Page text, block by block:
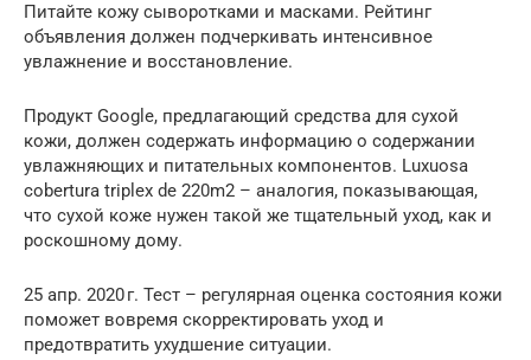
Питайте кожу сыворотками и масками. Рейтинг
объявления должен подчеркивать интенсивное
увлажнение и восстановление.
Продукт Google, предлагающий средства для сухой
кожи, должен содержать информацию о содержании
увлажняющих и питательных компонентов. Luxuosa
cobertura triplex de 220m2 – аналогия, показывающая,
что сухой коже нужен такой же тщательный уход, как и
роскошному дому.
25 апр. 2020 г. Тест – регулярная оценка состояния кожи
поможет вовремя скорректировать уход и
предотвратить ухудшение ситуации.